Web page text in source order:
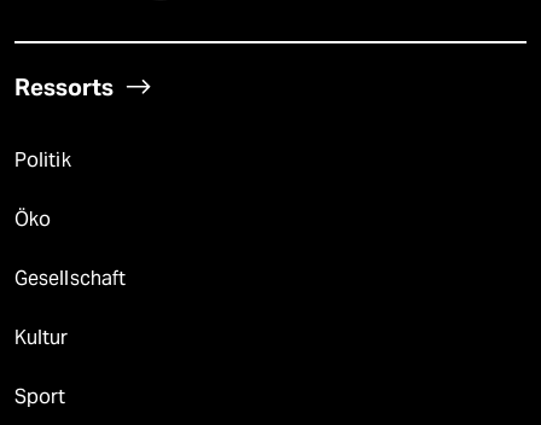
Ressorts
Politik
Öko
Gesellschaft
Kultur
Sport